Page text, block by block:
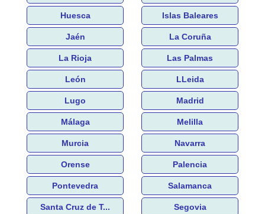
Huesca Islas Baleares
Jaén La Coruña
La Rioja Las Palmas
León LLeida
Lugo Madrid
Málaga Melilla
Murcia Navarra
Orense Palencia
Pontevedra Salamanca
Santa Cruz de T... Segovia